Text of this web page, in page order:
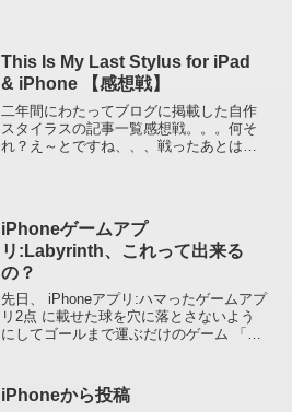
This Is My Last Stylus for iPad
& iPhone 【感想戦】
二年間にわたってブログに掲載した自作
スタイラスの記事一覧感想戦。。。何そ
れ？え～とですね、、、戦ったあとは今
iPhoneゲームアプ
リ:Labyrinth、これって出来る
の？
先日、 iPhoneアプリ:ハマったゲームアプ
リ2点 に載せた球を穴に落とさないよう
にしてゴールまで運ぶだけのゲーム 「
Typical の...
iPhoneから投稿